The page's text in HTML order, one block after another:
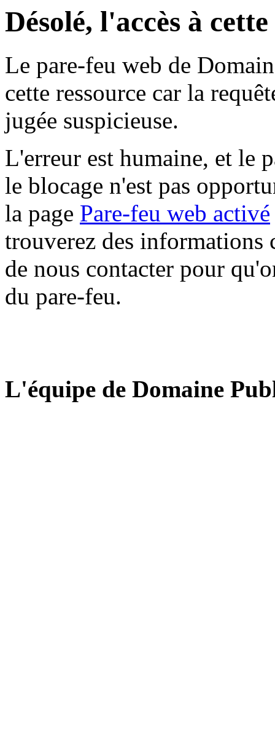
Désolé, l'accès à
Le pare-feu web de
cette ressource car la
jugée suspicieuse.
L'erreur est humaine, et le
le blocage n'est pas
la page Pare-feu web activé
trouverez des informations
de nous contacter pour
du pare-feu.
L'équipe de Domaine